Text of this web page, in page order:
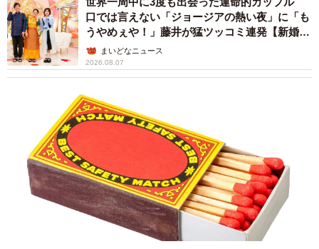
口では言えない「ジョージアの熱い夜」に「も
うやめぇや！」藤井が猛ツッコミ連発【新婚さ
ん】まいどなニュース
2026.08.07